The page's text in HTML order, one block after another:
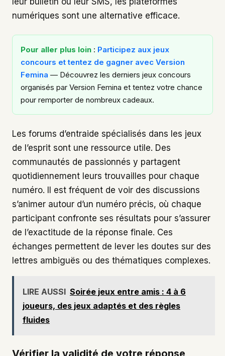
numériques sont une alternative efficace.
Pour aller plus loin : Participez aux jeux
concours et tentez de gagner avec Version
Femina — Découvrez les derniers jeux concours
organisés par Version Femina et tentez votre chance
pour remporter de nombreux cadeaux.
Les forums d’entraide spécialisés dans les jeux
de l’esprit sont une ressource utile. Des
communautés de passionnés y partagent
quotidiennement leurs trouvailles pour chaque
numéro. Il est fréquent de voir des discussions
s’animer autour d’un numéro précis, où chaque
participant confronte ses résultats pour s’assurer
de l’exactitude de la réponse finale. Ces
échanges permettent de lever les doutes sur des
lettres ambiguës ou des thématiques complexes.
LIRE AUSSI Soirée jeux entre amis : 4 à 6
joueurs, des jeux adaptés et des règles
fluides
Vérifier la validité de votre réponse